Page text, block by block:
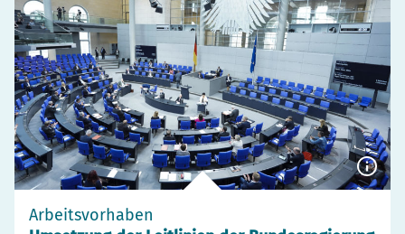
Arbeitsvorhaben